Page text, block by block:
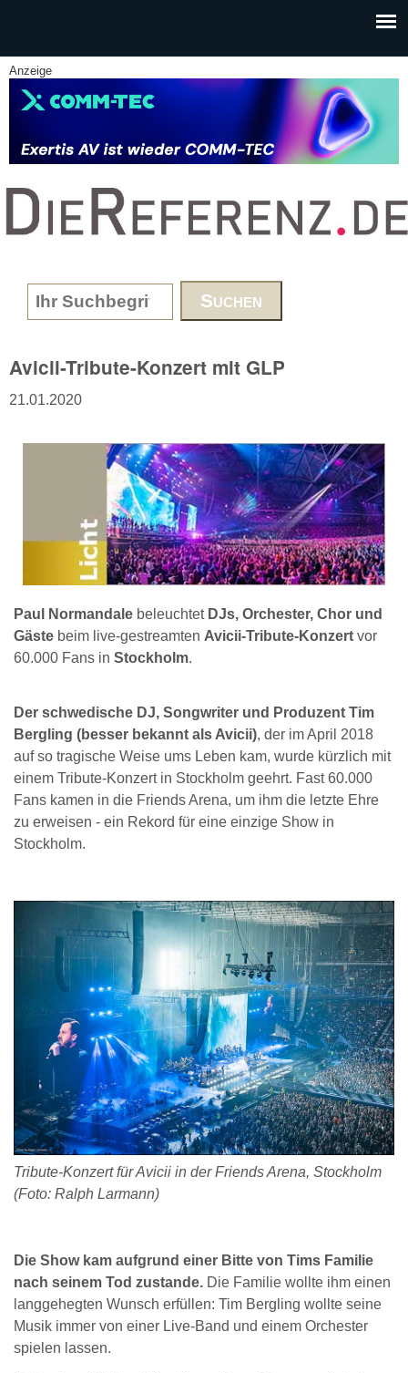
Anzeige
www.DieReferenz.de
Search form
Avicii-Tribute-Konzert mit GLP
21.01.2020
Paul Normandale beleuchtetDJs, Orchester, Chor und
Gäste beim live-gestreamten Avicii-Tribute-Konzert vor
60.000 Fans in Stockholm.
Der schwedische DJ, Songwriter und Produzent Tim
Bergling (besser bekannt als Avicii), der im April 2018
auf so tragische Weise ums Leben kam, wurde kürzlich mit
einem Tribute-Konzert in Stockholm geehrt. Fast 60.000
Fans kamen in die Friends Arena, um ihm die letzte Ehre
zu erweisen - ein Rekord für eine einzige Show in
Stockholm.
Tribute-Konzert für Avicii in der Friends Arena, Stockholm
(Foto: Ralph Larmann)
Die Show kam aufgrund einer Bitte von Tims Familie
nach seinem Tod zustande. Die Familie wollte ihm einen
langgehegten Wunsch erfüllen: Tim Bergling wollte seine
Musik immer von einer Live-Band und einem Orchester
spielen lassen.